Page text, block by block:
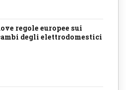
regole europee sui
degli elettrodomestici